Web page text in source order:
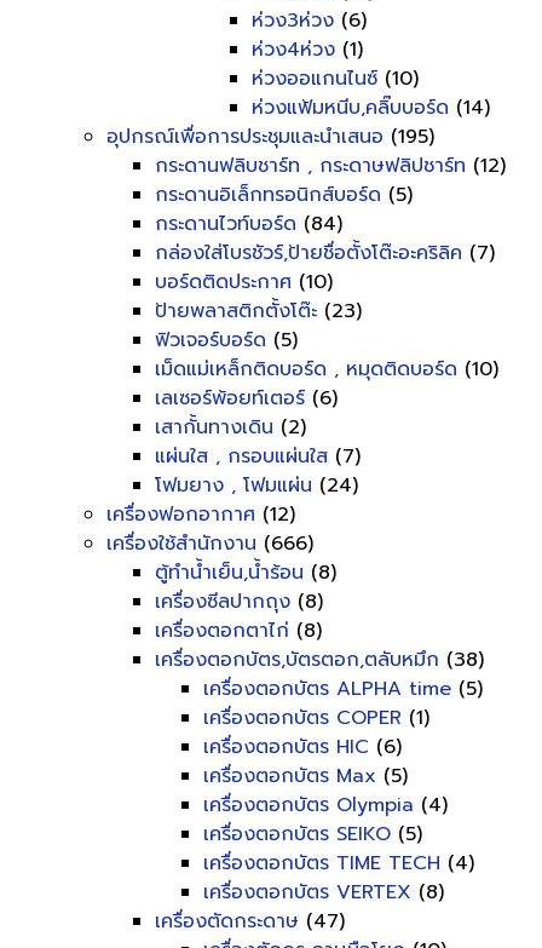
ห่วง3ห่วง (6)
ห่วง4ห่วง (1)
ห่วงออแกนไนซ์ (10)
ห่วงแฟ้มหนีบ,คลิ๊บบอร์ด (14)
อุปกรณ์เพื่อการประชุมและนำเสนอ (195)
กระดานฟลิบชาร์ท , กระดาษฟลิปชาร์ท (12)
กระดานอิเล็กทรอนิกส์บอร์ด (5)
กระดานไวท์บอร์ด (84)
กล่องใส่โบรชัวร์,ป้ายชื่อตั้งโต๊ะอะคริลิค (7)
บอร์ดติดประกาศ (10)
ป้ายพลาสติกตั้งโต๊ะ (23)
ฟิวเจอร์บอร์ด (5)
เม็ดแม่เหล็กติดบอร์ด , หมุดติดบอร์ด (10)
เลเซอร์พ้อยท์เตอร์ (6)
เสากั้นทางเดิน (2)
แผ่นใส , กรอบแผ่นใส (7)
โฟมยาง , โฟมแผ่น (24)
เครื่องฟอกอากาศ (12)
เครื่องใช้สำนักงาน (666)
ตู้ทำน้ำเย็น,น้ำร้อน (8)
เครื่องซีลปากถุง (8)
เครื่องตอกตาไก่ (8)
เครื่องตอกบัตร,บัตรตอก,ตลับหมึก (38)
เครื่องตอกบัตร ALPHA time (5)
เครื่องตอกบัตร COPER (1)
เครื่องตอกบัตร HIC (6)
เครื่องตอกบัตร Max (5)
เครื่องตอกบัตร Olympia (4)
เครื่องตอกบัตร SEIKO (5)
เครื่องตอกบัตร TIME TECH (4)
เครื่องตอกบัตร VERTEX (8)
เครื่องตัดกระดาษ (47)